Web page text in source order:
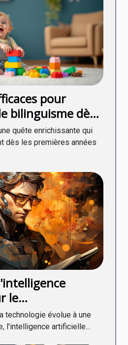
pour
bilinguisme dès
quête enrichissante qui
dès les premières années
le
des
littéraires
technologie évolue à une
l'intelligence artificielle...